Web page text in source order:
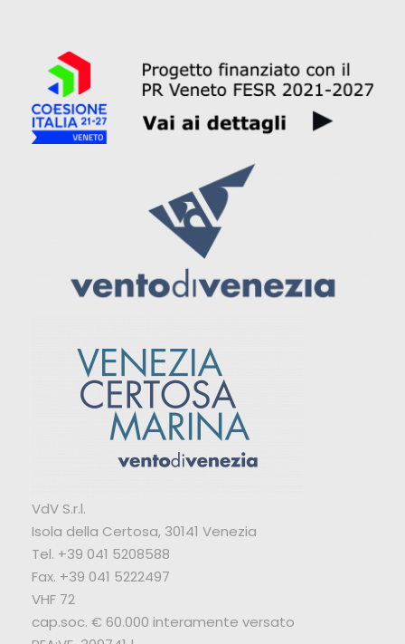
VdV S.r.l.
Isola della Certosa, 30141 Venezia
Tel. +39 041 5208588
Fax. +39 041 5222497
VHF 72
cap.soc. € 60.000 interamente versato